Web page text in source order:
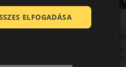
ELFOGADÁSA